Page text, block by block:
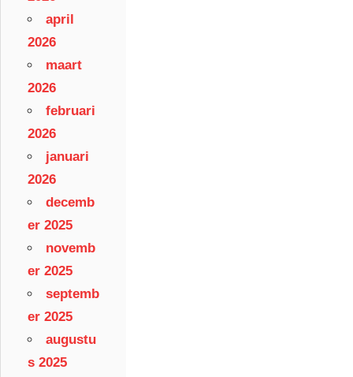
april
2026
maart
2026
februari
2026
januari
2026
decemb
er 2025
novemb
er 2025
septemb
er 2025
augustu
s 2025